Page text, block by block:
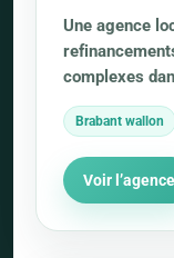
Une agence
complexes
Brabant wallon
Voir l’agence